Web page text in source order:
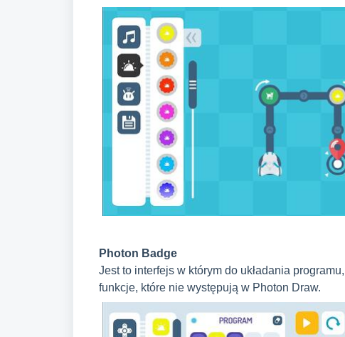
Photon Badge
Jest to interfejs w którym do układania
funkcje, które nie występują w Photon Draw.